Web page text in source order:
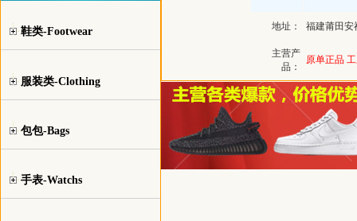
鞋类-Footwear
服装类-Clothing
包包-Bags
手表-Watchs
地址： 福建莆田安
主营产
品：
原单正品